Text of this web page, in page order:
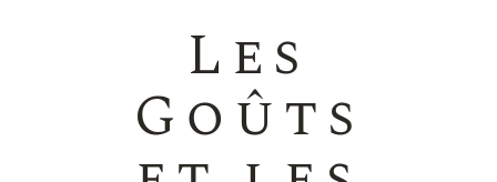
Les
Goûts